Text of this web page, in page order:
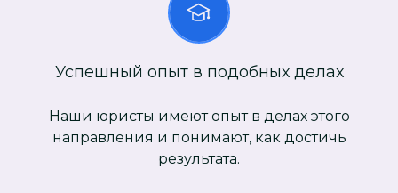
Успешный опыт в подобных делах
Наши юристы имеют опыт в делах этого
направления и понимают, как достичь
результата.